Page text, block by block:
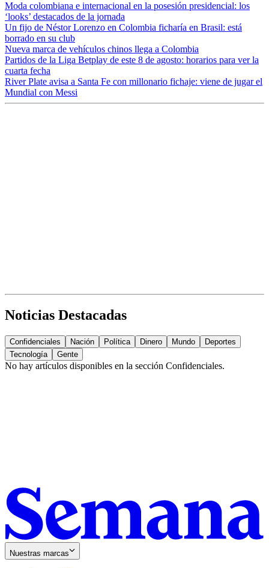
Moda colombiana e internacional en la posesión presidencial: los
‘looks’ destacados de la jornada
Un fijo de Néstor Lorenzo en Colombia ficharía en Brasil: está
borrado en su club
Nueva marca de vehículos chinos llega a Colombia
Partidos de la Liga Betplay de este 8 de agosto: horarios para ver la
cuarta fecha
River Plate avisa a Santa Fe con millonario fichaje: viene de jugar el
Mundial con Messi
Noticias Destacadas
Confidenciales Nación Política Dinero Mundo
Deportes
Tecnología
Gente
No hay artículos disponibles en la sección Confidenciales.
Nuestras marcas